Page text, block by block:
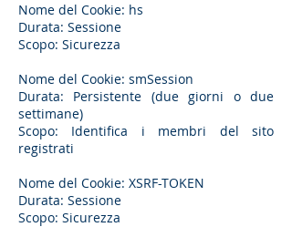
Nome del Cookie: hs
Durata: Sessione
Scopo: Sicurezza
Nome del Cookie: smSession
Durata: Persistente (due giorni o due
settimane)
Scopo: Identifica i membri del sito
registrati
Nome del Cookie: XSRF-TOKEN
Durata: Sessione
Scopo: Sicurezza